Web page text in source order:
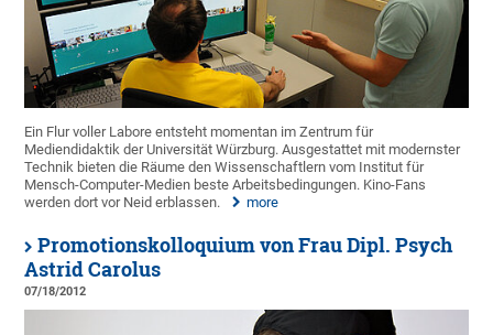
Ein Flur voller Labore entsteht momentan im Zentrum für
Mediendidaktik der Universität Würzburg. Ausgestattet mit modernster
Technik bieten die Räume den Wissenschaftlern vom Institut für
Mensch-Computer-Medien beste Arbeitsbedingungen. Kino-Fans
werden dort vor Neid erblassen.
more
Promotionskolloquium von Frau Dipl. Psych
Astrid Carolus
07/18/2012